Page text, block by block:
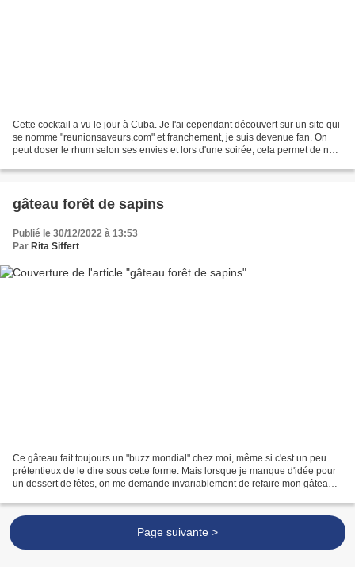
Cette cocktail a vu le jour à Cuba. Je l'ai cependant découvert sur un site qui
se nomme "reunionsaveurs.com" et franchement, je suis devenue fan. On
peut doser le rhum selon ses envies et lors d'une soirée, cela permet de ne
gâteau forêt de sapins
Publié le 30/12/2022 à 13:53
Par Rita Siffert
Ce gâteau fait toujours un "buzz mondial" chez moi, même si c'est un peu
prétentieux de le dire sous cette forme. Mais lorsque je manque d'idée pour
un dessert de fêtes, on me demande invariablement de refaire mon gâteau
Page suivante >